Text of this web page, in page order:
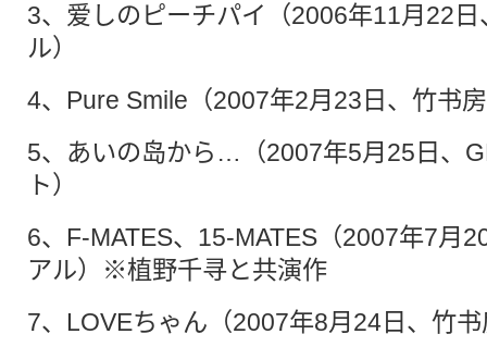
3、爱しのピーチパイ（2006年11月22
ル）
4、Pure Smile（2007年2月23日、竹书
5、あいの岛から…（2007年5月25日、
ト）
6、F-MATES、15-MATES（2007年7月
アル）※植野千寻と共演作
7、LOVEちゃん（2007年8月24日、竹